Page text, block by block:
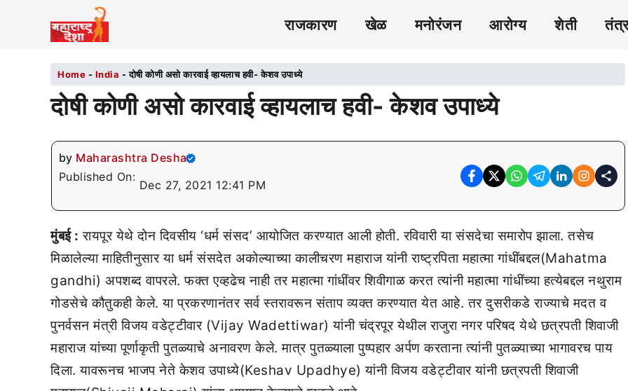
राजकारण खेळ मनोरंजन आरोग्य शेती
Home - India -दोषी कोणी असो कारवाई व्हायलाच हवी- केशव उपाध्ये
दोषी कोणी असो कारवाई व्हायलाच हवी- केशव उपाध्ये
by Maharashtra Desha
Published On:
Dec 27, 2021 12:41 PM
मुंबई : रायपूर येथे दोन दिवसीय ‘धर्म संसद’ आयोजित करण्यात आली होती. रविवारी या संसदेचा समारोप झाला. तसेच
मिळालेल्या माहितीनुसार या धर्म संसदेत अकोल्याच्या कालीचरण महाराज यांनी राष्ट्रपिता महात्मा गांधींबद्दल(Mahatma
gandhi) अपशब्द वापरले. फक्त एव्हढेच नाही तर महात्मा गांधींवर शिवीगाळ करत त्यांनी महात्मा गांधींच्या हत्येबद्दल नथुराम
गोडसेचे कौतुकही केले. या प्रकरणानंतर सर्व स्तरावरून संताप व्यक्त करण्यात येत आहे. तर दुसरीकडे राज्याचे मदत व
पुनर्वसन मंत्री विजय वडेट्टीवार (Vijay Wadettiwar) यांनी चंद्रपूर येथील राजुरा नगर परिषद येथे छत्रपती शिवाजी
महाराज यांच्या पूर्णाकृती पुतळ्याचे अनावरण केले. मात्र पुतळ्याला पुष्पहार अर्पण करताना त्यांनी पुतळ्याच्या भागावरच पाय
दिला. यावरूनच भाजप नेते केशव उपाध्ये(Keshav Upadhye) यांनी विजय वडेट्टीवार यांनी छत्रपती शिवाजी